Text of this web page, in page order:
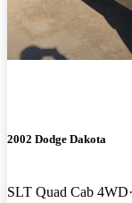
2002 Dodge Dakota
SLT Quad Cab 4WD